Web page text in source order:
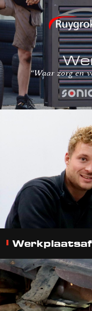
“Waar zorg en